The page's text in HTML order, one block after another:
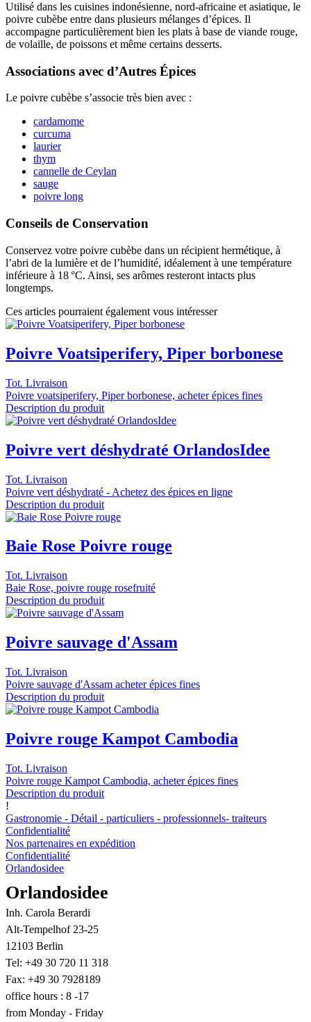
Utilisé dans les cuisines indonésienne, nord-africaine et asiatique, le
poivre cubèbe entre dans plusieurs mélanges d’épices. Il
accompagne particulièrement bien les plats à base de viande rouge,
de volaille, de poissons et même certains desserts.
Associations avec d’Autres Épices
Le poivre cubèbe s’associe très bien avec :
cardamome
curcuma
laurier
thym
cannelle de Ceylan
sauge
poivre long
Conseils de Conservation
Conservez votre poivre cubèbe dans un récipient hermétique, à
l’abri de la lumière et de l’humidité, idéalement à une température
inférieure à 18 °C. Ainsi, ses arômes resteront intacts plus
longtemps.
Ces articles pourraient également vous intéresser
Poivre Voatsiperifery, Piper borbonese
Tot. Livraison
Poivre voatsiperifery, Piper borbonese, acheter épices fines
Description du produit
Poivre vert déshydraté OrlandosIdee
Tot. Livraison
Poivre vert déshydraté - Achetez des épices en ligne
Description du produit
Baie Rose Poivre rouge
Tot. Livraison
Baie Rose, poivre rouge rosefruité
Description du produit
Poivre sauvage d'Assam
Tot. Livraison
Poivre sauvage d'Assam acheter épices fines
Description du produit
Poivre rouge Kampot Cambodia
Tot. Livraison
Poivre rouge Kampot Cambodia, acheter épices fines
Description du produit
!
Gastronomie - Détail - particuliers - professionnels- traiteurs
Confidentialité
Nos partenaires en expédition
Confidentialité
Orlandosidee
Orlandosidee
Inh. Carola Berardi
Alt-Tempelhof 23-25
12103 Berlin
Tel: +49 30 720 11 318
Fax: +49 30 7928189
office hours : 8 -17
from Monday - Friday